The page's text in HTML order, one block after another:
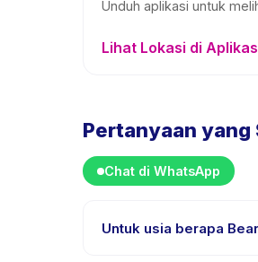
Unduh aplikasi untuk
Lihat Lokasi di
Pertanyaan yang
Chat di WhatsApp
Untuk usia berapa